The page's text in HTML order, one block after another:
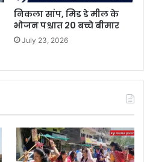
निकला सांप, मिड डे मील के
भोजन पश्चात 20 बच्चे बीमार
July 23, 2026